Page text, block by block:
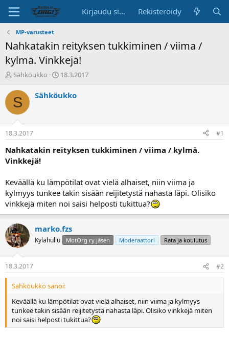
Kirjaudu sisään Rekisteröidy
MP-varusteet
Nahkatakin reityksen tukkiminen / viima /
kylmä. Vinkkejä!
K
s
k
s
t
e
l
n
l
o
i
t
t
a
j
a
Sähköukko
A
o
p
ä
18.3.2017
S Sähköukko
18.3.2017 #1
Nahkatakin reityksen tukkiminen / viima / kylmä.
Vinkkejä!
Keväällä ku lämpötilat ovat vielä alhaiset, niin viima ja
kylmyys tunkee takin sisään reijitetystä nahasta läpi. Olisiko
vinkkejä miten noi saisi helposti tukittua?
marko.fzs
Kylähullu MotOrg ry jäsen Moderaattori Rata ja koulutus
18.3.2017 #2
Sähköukko sanoi:
Keväällä ku lämpötilat ovat vielä alhaiset, niin viima ja kylmyys
tunkee takin sisään reijitetystä nahasta läpi. Olisiko vinkkejä miten
noi saisi helposti tukittua?